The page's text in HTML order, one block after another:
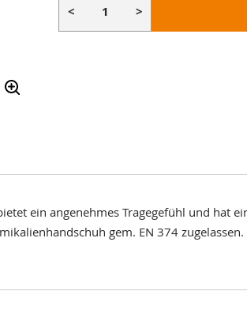
< >
ein angenehmes Tragegefühl und hat
gem. EN 374